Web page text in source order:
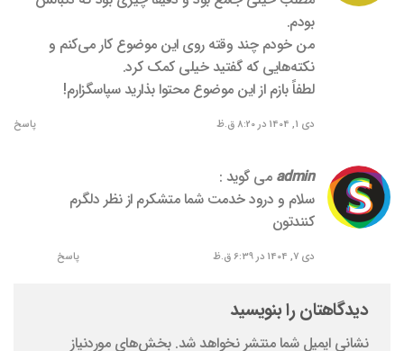
بودم.
من خودم چند وقته روی این موضوع کار می‌کنم و
نکته‌هایی که گفتید خیلی کمک کرد.
لطفاً بازم از این موضوع محتوا بذارید سپاسگزارم!
دی 1, 1404 در 8:20 ق.ظ پاسخ
admin می گوید :
سلام و درود خدمت شما متشکرم از نظر دلگرم
کنندتون
دی 7, 1404 در 6:39 ق.ظ پاسخ
دیدگاهتان را بنویسید
نشانی ایمیل شما منتشر نخواهد شد. بخش‌های موردنیاز